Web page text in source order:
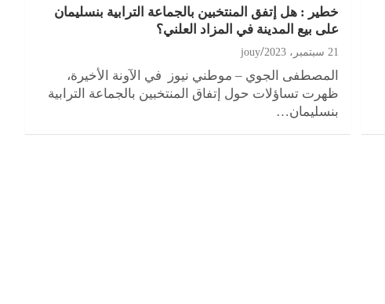
خطير : هل إتفق المنتخبين بالجماعة الترابية بنسليمان
على بيع المدينة في المزاد العلني؟
21 سبتمبر، 2023 jouy
المصطفى الجوي – موطني نيوز في الآونة الأخيرة،
ظهرت تساؤلات حول إتفاق المنتخبين بالجماعة الترابية
بنسليمان…